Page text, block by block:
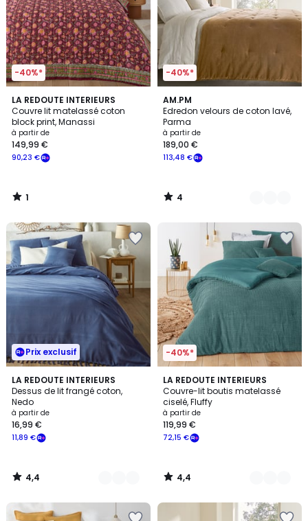
-40%*
LA REDOUTE INTERIEURS
Couvre lit matelassé coton
block print, Manassi
à partir de
90,23 €
149,99 €
1
/
5
1
/
-40%*
AM.PM
Edredon velours de coton lavé,
Parma
à partir de
113,48 €
189,00 €
4
/
5
4
Couleurs
4
/
Prix exclusif
LA REDOUTE INTERIEURS
Dessus de lit frangé coton,
Nedo
à partir de
11,89 €
16,99 €
4,4
/ 5
12
Couleurs
4,4
/
-40%*
LA REDOUTE INTERIEURS
Couvre-lit boutis matelassé
ciselé, Fluffy
à partir de
72,15 €
119,99 €
4,4
/ 5
2
Couleurs
4,4
/